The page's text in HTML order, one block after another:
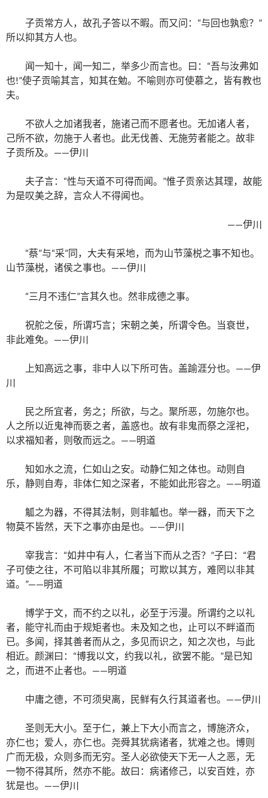
子贡常方人，故孔子答以不暇。而又问：“与回也孰愈？”
所以抑其方人也。
闻一知十，闻一知二，举多少而言也。曰：“吾与汝弗如
也!”使子贡喻其言，知其在勉。不喻则亦可使慕之，皆有教也
夫。
不欲人之加诸我者，施诸己而不愿者也。无加诸人者，
己所不欲，勿施于人者也。此无伐善、无施劳者能之。故非
子贡所及。——伊川
夫子言：“性与天道不可得而闻。”惟子贡亲达其理，故能
为是叹美之辞，言众人不得闻也。
——伊川
“蔡”与“采”同，大夫有采地，而为山节藻棁之事不知也。
山节藻棁，诸侯之事也。——伊川
“三月不违仁”言其久也。然非成德之事。
祝舵之佞，所谓巧言；宋朝之美，所谓令色。当衰世，
非此难免。——伊川
上知高远之事，非中人以下所可告。盖踰涯分也。——伊
川
民之所宜者，务之；所欲，与之。聚所恶，勿施尔也。
人之所以近鬼神而亵之者，盖惑也。故有非鬼而祭之淫祀，
以求福知者，则敬而远之。——明道
知如水之流，仁如山之安。动静仁知之体也。动则自
乐，静则自寿，非体仁知之深者，不能如此形容之。——明道
觚之为器，不得其法制，则非觚也。举一器，而天下之
物莫不皆然，天下之事亦由是也。——伊川
宰我言：“如井中有人，仁者当下而从之否？”子曰：“君
子可使之往，不可陷以非其所履；可欺以其方，难罔以非其
道。”——明道
博学于文，而不约之以礼，必至于污漫。所谓约之以礼
者，能守礼而由于规矩者也。未及知之也，止可以不畔道而
已。多闻，择其善者而从之，多见而识之，知之次也，与此
相近。颜渊曰：“博我以文，约我以礼，欲罢不能。”是已知
之，而进不止者也。——明道
中庸之德，不可须臾离，民鲜有久行其道者也。——伊川
圣则无大小。至于仁，兼上下大小而言之，博施济众，
亦仁也；爱人，亦仁也。尧舜其犹病诸者，犹难之也。博则
广而无极，众则多而无穷。圣人必欲使天下无一人之恶，无
一物不得其所，然亦不能。故曰：病诸修己，以安百姓，亦
犹是也。——伊川